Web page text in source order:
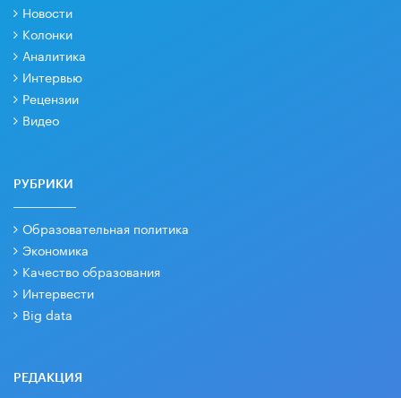
Новости
Колонки
Аналитика
Интервью
Рецензии
Видео
РУБРИКИ
Образовательная политика
Экономика
Качество образования
Интервести
Big data
РЕДАКЦИЯ